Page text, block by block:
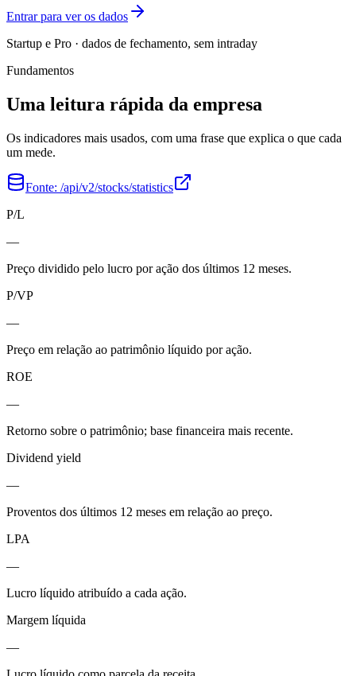
Entrar para ver os dados
Startup e Pro · dados de fechamento, sem intraday
Fundamentos
Uma leitura rápida da empresa
Os indicadores mais usados, com uma frase que explica o que cada
um mede.
Fonte: /api/v2/stocks/statistics
P/L
—
Preço dividido pelo lucro por ação dos últimos 12 meses.
P/VP
—
Preço em relação ao patrimônio líquido por ação.
ROE
—
Retorno sobre o patrimônio; base financeira mais recente.
Dividend yield
—
Proventos dos últimos 12 meses em relação ao preço.
LPA
—
Lucro líquido atribuído a cada ação.
Margem líquida
—